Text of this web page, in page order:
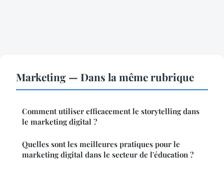
Marketing — Dans la même rubrique
Comment utiliser efficacement le storytelling dans
le marketing digital ?
Quelles sont les meilleures pratiques pour le
marketing digital dans le secteur de l'éducation ?